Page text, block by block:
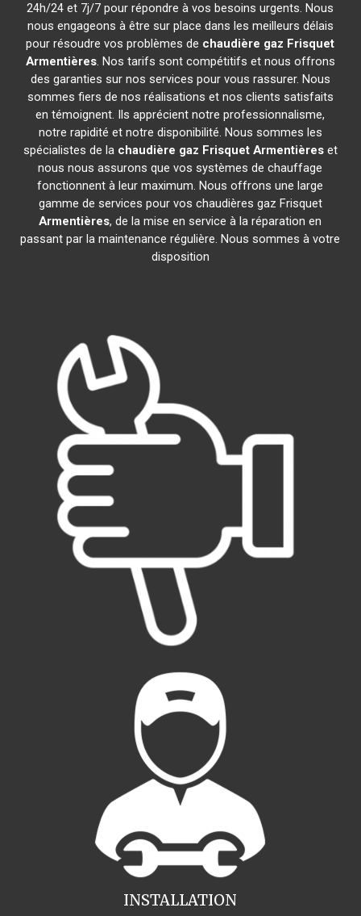
24h/24 et 7j/7 pour répondre à vos besoins urgents. Nous
nous engageons à être sur place dans les meilleurs délais
pour résoudre vos problèmes de chaudière gaz Frisquet
Armentières. Nos tarifs sont compétitifs et nous offrons
des garanties sur nos services pour vous rassurer. Nous
sommes fiers de nos réalisations et nos clients satisfaits
en témoignent. Ils apprécient notre professionnalisme,
notre rapidité et notre disponibilité. Nous sommes les
spécialistes de la chaudière gaz Frisquet Armentièreset
nous nous assurons que vos systèmes de chauffage
fonctionnent à leur maximum. Nous offrons une large
gamme de services pour vos chaudières gaz Frisquet
Armentières, de la mise en service à la réparation en
passant par la maintenance régulière. Nous sommes à votre
disposition
INSTALLATION